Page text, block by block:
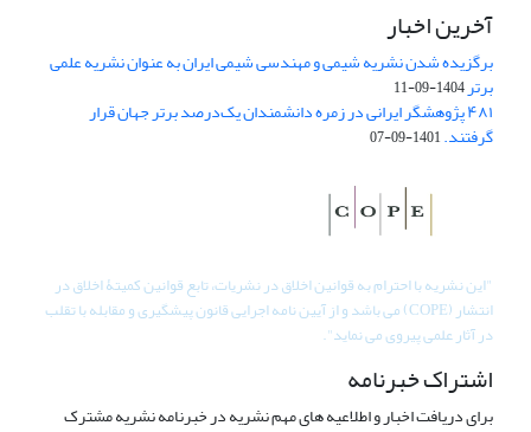
آخرین اخبار
برگزیده شدن نشریه شیمی و مهندسی شیمی ایران به عنوان نشریه علمی
برتر1404-09-11
۴۸۱ پژوهشگر ایرانی در زمره دانشمندان یک‌درصد برتر جهان قرار
گرفتند.1401-09-07
"این نشریه با احترام به قوانین اخلاق در نشریات، تابع قوانین کمیتۀ اخلاق در
انتشار (COPE) می باشد و از آیین نامه اجرایی قانون پیشگیری و مقابله با تقلب
در آثار علمی پیروی می نماید".
اشتراک خبرنامه
برای دریافت اخبار و اطلاعیه های مهم نشریه در خبرنامه نشریه مشترک